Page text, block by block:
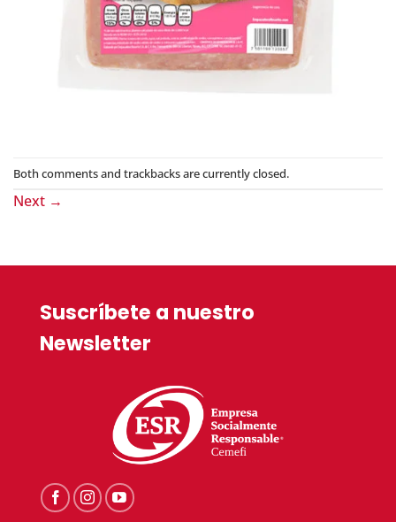
Both comments and trackbacks are currently closed.
Next →
Suscríbete a nuestro
Newsletter